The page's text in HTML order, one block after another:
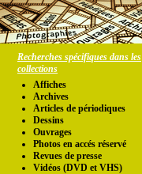
Recherches spécifiques dans les
collections
Affiches
Archives
Articles de périodiques
Dessins
Ouvrages
Photos en accés réservé
Revues de presse
Vidéos (DVD et VHS)